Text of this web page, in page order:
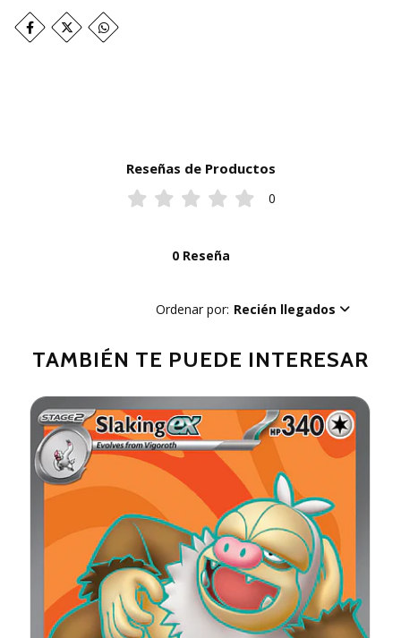
Reseñas de Productos
0
0 Reseña
Ordenar por: Recién llegados
TAMBIÉN TE PUEDE INTERESAR